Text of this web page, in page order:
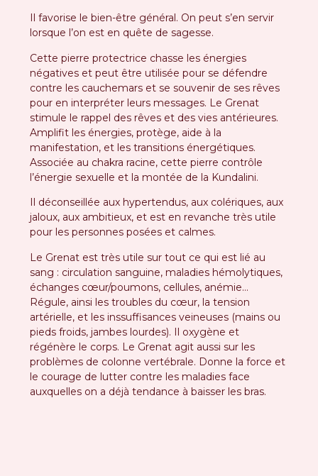
Il favorise le bien-être général. On peut s’en servir
lorsque l’on est en quête de sagesse.
Cette pierre protectrice chasse les énergies
négatives et peut être utilisée pour se défendre
contre les cauchemars et se souvenir de ses rêves
pour en interpréter leurs messages. Le Grenat
stimule le rappel des rêves et des vies antérieures.
Amplifit les énergies, protège, aide à la
manifestation, et les transitions énergétiques.
Associée au chakra racine, cette pierre contrôle
l’énergie sexuelle et la montée de la Kundalini.
Il déconseillée aux hypertendus, aux colériques, aux
jaloux, aux ambitieux, et est en revanche très utile
pour les personnes posées et calmes.
Le Grenat est très utile sur tout ce qui est lié au
sang : circulation sanguine, maladies hémolytiques,
échanges cœur/poumons, cellules, anémie…
Régule, ainsi les troubles du cœur, la tension
artérielle, et les inssuffisances veineuses (mains ou
pieds froids, jambes lourdes). Il oxygène et
régénère le corps. Le Grenat agit aussi sur les
problèmes de colonne vertébrale. Donne la force et
le courage de lutter contre les maladies face
auxquelles on a déjà tendance à baisser les bras.